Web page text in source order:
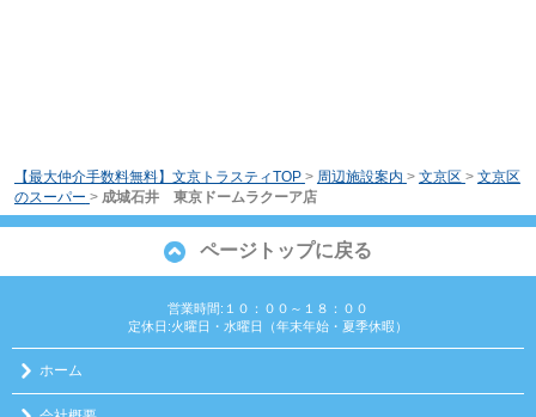
【最大仲介手数料無料】文京トラスティTOP > 周辺施設案内 > 文京区 > 文京区
のスーパー > 成城石井 東京ドームラクーア店
ページトップに戻る
営業時間:１０：００～１８：００
定休日:火曜日・水曜日（年末年始・夏季休暇）
ホーム